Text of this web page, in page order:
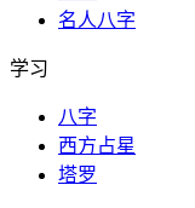
名人八字
学习
八字
西方占星
塔罗